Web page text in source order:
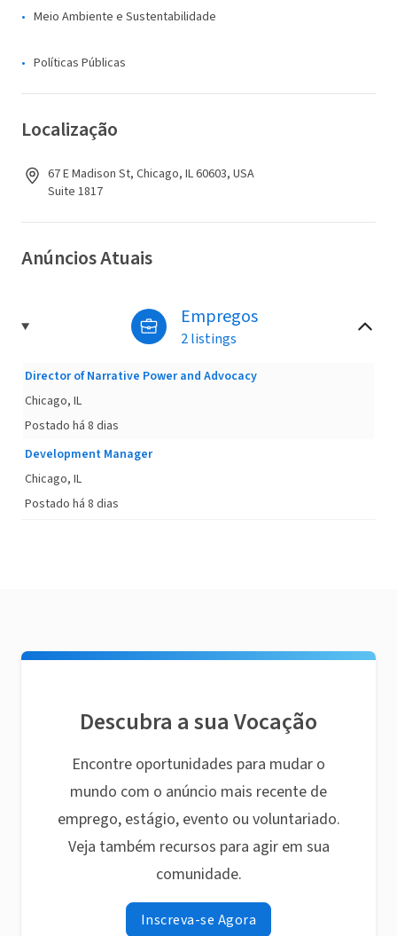
Meio Ambiente e Sustentabilidade
Políticas Públicas
Localização
67 E Madison St, Chicago, IL 60603, USA
Suite 1817
Anúncios Atuais
Empregos
2 listings
Director of Narrative Power and Advocacy
Chicago, IL
Postado há 8 dias
Development Manager
Chicago, IL
Postado há 8 dias
Descubra a sua Vocação
Encontre oportunidades para mudar o
mundo com o anúncio mais recente de
emprego, estágio, evento ou voluntariado.
Veja também recursos para agir em sua
comunidade.
Inscreva-se Agora